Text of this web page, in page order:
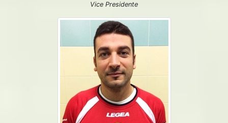
Vice Presidente